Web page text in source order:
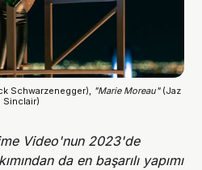
Schwarzenegger), "Marie Moreau" (Jaz
Sinclair)
Video'nun 2023'de
da en başarılı yapımı